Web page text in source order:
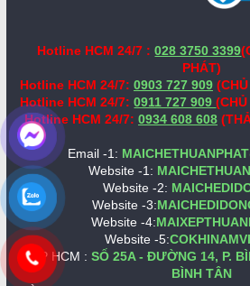
Hotline HCM 24/7 :028 3750 3399
PHÁT)
Hotline HCM 24/7: 0903 727 909
Hotline HCM 24/7: 0911 727 909
Hotline HCM 24/7: 0934 608 608
Email -1:
Website -1:
Website -2:
Website -3:
Website -4:
Website -5:
VP HCM :SỐ 25A - ĐƯỜNG 14, P.
BÌNH TÂN